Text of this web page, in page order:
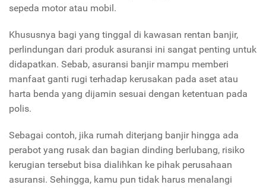
sepeda motor atau mobil.
Khususnya bagi yang tinggal di kawasan rentan banjir,
perlindungan dari produk asuransi ini sangat penting untuk
didapatkan. Sebab, asuransi banjir mampu memberi
manfaat ganti rugi terhadap kerusakan pada aset atau
harta benda yang dijamin sesuai dengan ketentuan pada
polis.
Sebagai contoh, jika rumah diterjang banjir hingga ada
perabot yang rusak dan bagian dinding berlubang, risiko
kerugian tersebut bisa dialihkan ke pihak perusahaan
asuransi. Sehingga, kamu pun tidak harus menalangi